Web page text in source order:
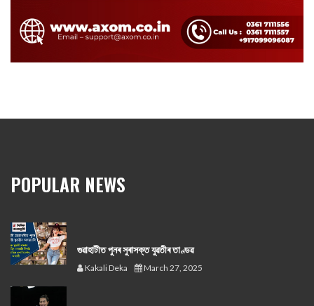
POPULAR NEWS
গুৱাহাটীত পুনৰ সুৰাসক্ত যুৱতীৰ তাণ্ডৱ
Kakali Deka March 27, 2025